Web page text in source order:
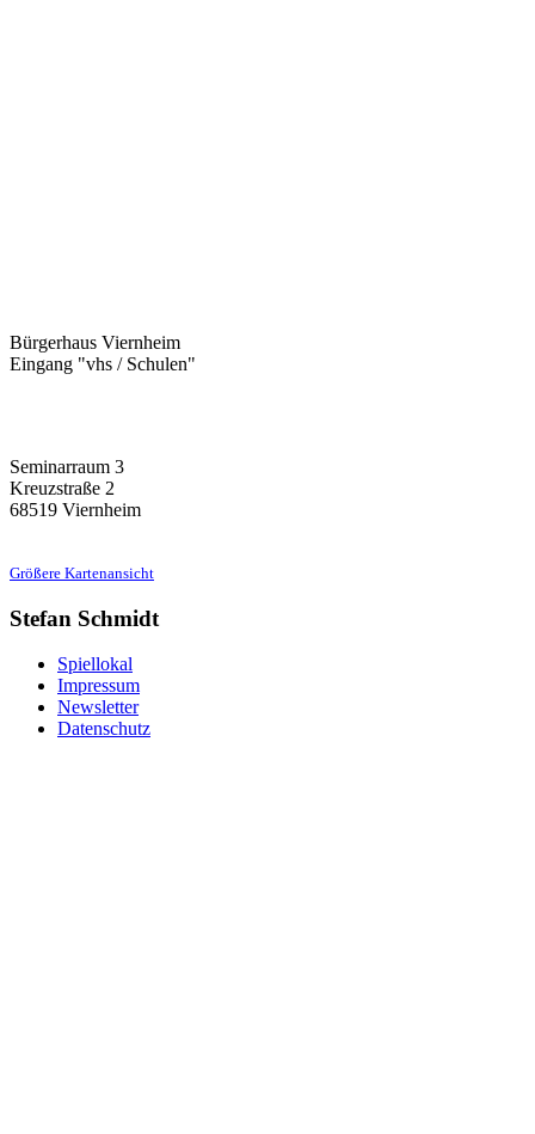
Bürgerhaus Viernheim
Eingang "vhs / Schulen"
Seminarraum 3
Kreuzstraße 2
68519 Viernheim
Größere Kartenansicht
Stefan Schmidt
Spiellokal
Impressum
Newsletter
Datenschutz